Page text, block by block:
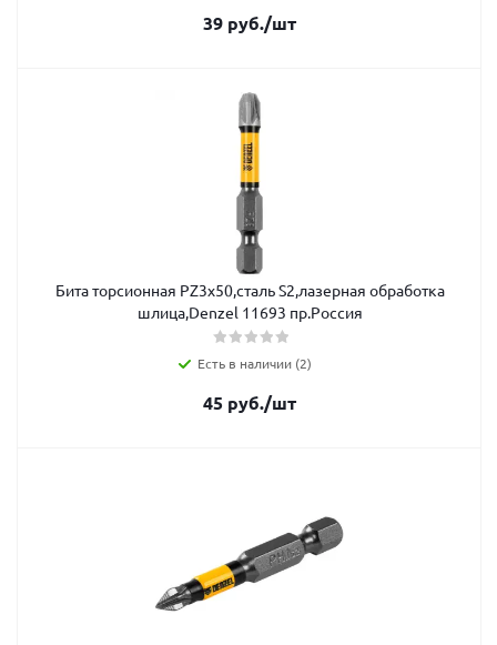
39 руб./шт
Бита торсионная РZ3х50,сталь S2,лазерная обработка
шлица,Denzel 11693 пр.Россия
Есть в наличии (2)
45 руб./шт